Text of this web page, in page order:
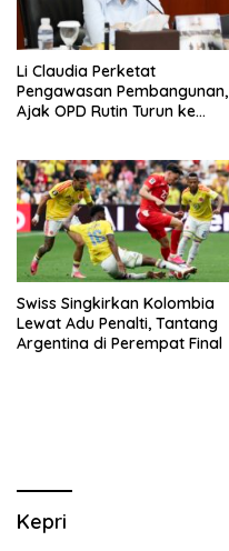
Li Claudia Perketat
Pengawasan Pembangunan,
Ajak OPD Rutin Turun ke
Swiss Singkirkan Kolombia
Lewat Adu Penalti, Tantang
Argentina di Perempat Final
Kepri